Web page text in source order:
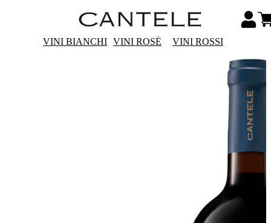
VINI BIANCHI VINI ROSÉ VINI ROSSI